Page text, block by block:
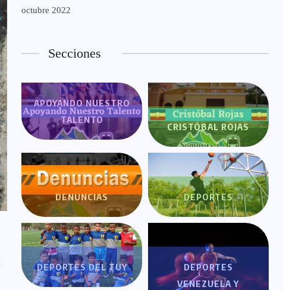
octubre 2022
Secciones
APOYANDO NUESTRO
TALENTO
CRISTÓBAL ROJAS
DENUNCIAS DEPORTES
DEPORTES DEL TUY
DEPORTES
VENEZUELA Y